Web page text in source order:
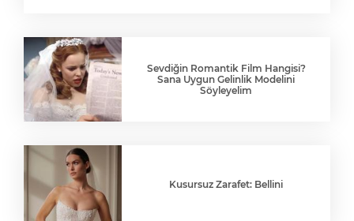
Sevdiğin Romantik Film Hangisi?
Sana Uygun Gelinlik Modelini
Söyleyelim
Kusursuz Zarafet: Bellini